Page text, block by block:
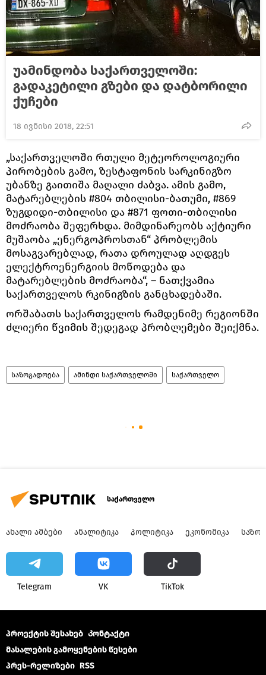
უამინდობა საქართველოში:
გადაკეტილი გზები და დატბორილი
ქუჩები
18 ივნისი 2018, 22:51
„საქართველოში რთული მეტეოროლოგიური
პირობების გამო, ზესტაფონის სარკინიგზო
უბანზე გაითიშა მაღალი ძაბვა. ამის გამო,
მატარებლების #804 თბილისი-ბათუმი, #869
ზუგდიდი-თბილისი და #871 ფოთი-თბილისი
მოძრაობა შეფერხდა. მიმდინარეობს აქტიური
მუშაობა „ენერგოპროსთან“ პრობლემის
მოსაგვარებლად, რათა დროულად აღდგეს
ელექტროენერგიის მოწოდება და
მატარებლების მოძრაობა“, – ნათქვამია
საქართველოს რკინიგზის განცხადებაში.
ორშაბათს საქართველოს რამდენიმე რეგიონში
ძლიერი წვიმის შედეგად პრობლემები შეიქმნა.
საზოგადოება ამინდი საქართველოში საქართველო
საქართველო
ᲐᲮᲐᲚᲘ ᲐᲛᲑᲔᲑᲘ ᲐᲜᲐᲚᲘᲢᲘᲙᲐ ᲞᲝᲚᲘᲢᲘᲙᲐ ᲔᲙᲝᲜᲝᲛᲘᲙᲐ
Telegram VK ТikТоk
პროექტის შესახებ Კონტაქტი
მასალების გამოყენების წესები
პრეს-რელიზები RSS